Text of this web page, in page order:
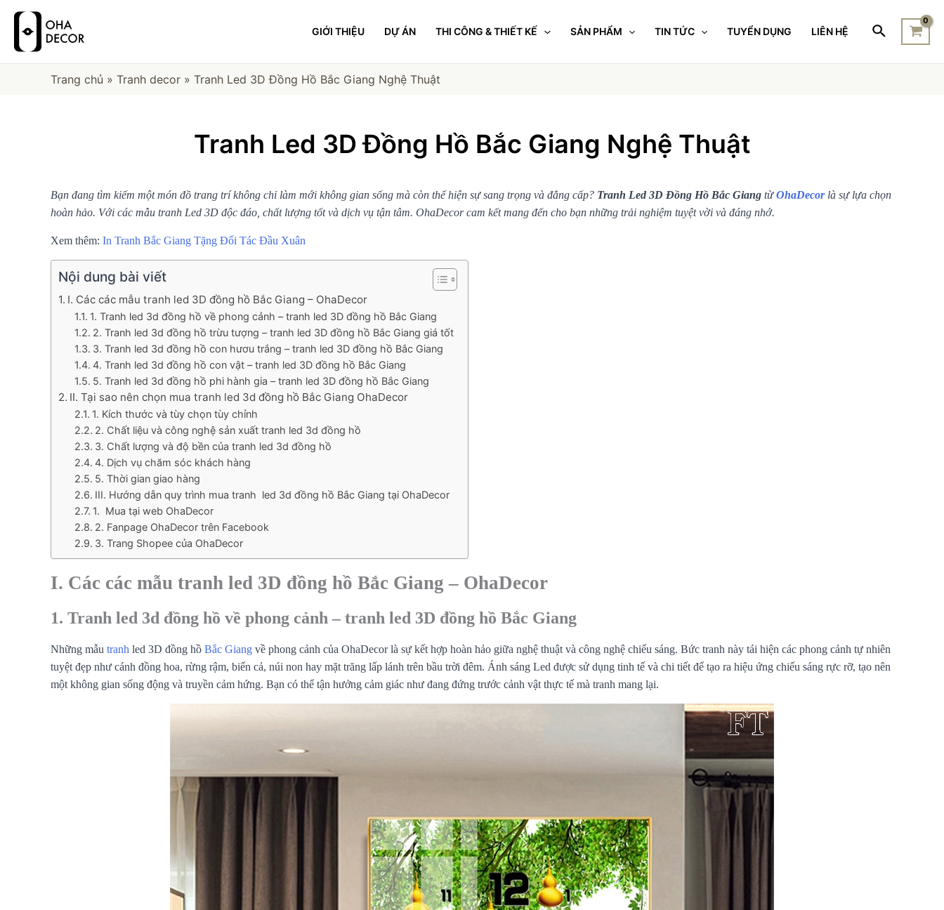
GIỚI THIỆU DỰ ÁN THI CÔNG & THIẾT KẾ SẢN PHẨM TIN TỨC TUYỂN DỤNG LIÊN HỆ
Trang chủ » Tranh decor » Tranh Led 3D Đồng Hồ Bắc Giang Nghệ Thuật
Tranh Led 3D Đồng Hồ Bắc Giang Nghệ Thuật
Bạn đang tìm kiếm một món đồ trang trí không chỉ làm mới không gian sống mà còn thể hiện sự sang trọng và đẳng cấp? Tranh Led 3D Đồng Hồ Bắc Giang từOhaDecorlà sự lựa chọn
hoàn hảo. Với các mẫu tranh Led 3D độc đáo, chất lượng tốt và dịch vụ tận tâm. OhaDecor cam kết mang đến cho bạn những trải nghiệm tuyệt vời và đáng nhớ.
Xem thêm: In Tranh Bắc Giang Tặng Đối Tác Đầu Xuân
Nội dung bài viết
I. Các các mẫu tranh led 3D đồng hồ Bắc Giang – OhaDecor
1. Tranh led 3d đồng hồ về phong cảnh – tranh led 3D đồng hồ Bắc Giang
2. Tranh led 3d đồng hồ trừu tượng – tranh led 3D đồng hồ Bắc Giang giá tốt
3. Tranh led 3d đồng hồ con hươu trắng – tranh led 3D đồng hồ Bắc Giang
4. Tranh led 3d đồng hồ con vật – tranh led 3D đồng hồ Bắc Giang
5. Tranh led 3d đồng hồ phi hành gia – tranh led 3D đồng hồ Bắc Giang
II. Tại sao nên chọn mua tranh led 3d đồng hồ Bắc Giang OhaDecor
1. Kích thước và tùy chọn tùy chỉnh
2. Chất liệu và công nghệ sản xuất tranh led 3d đồng hồ
3. Chất lượng và độ bền của tranh led 3d đồng hồ
4. Dịch vụ chăm sóc khách hàng
5. Thời gian giao hàng
III. Hướng dẫn quy trình mua tranh led 3d đồng hồ Bắc Giang tại OhaDecor
1. Mua tại web OhaDecor
2. Fanpage OhaDecor trên Facebook
3. Trang Shopee của OhaDecor
I. Các các mẫu tranh led 3D đồng hồ Bắc Giang – OhaDecor
1. Tranh led 3d đồng hồ về phong cảnh – tranh led 3D đồng hồ Bắc Giang
Những mẫu tranh led 3D đồng hồ Bắc Giang về phong cảnh của OhaDecor là sự kết hợp hoàn hảo giữa nghệ thuật và công nghệ chiếu sáng. Bức tranh này tái hiện các phong cảnh tự nhiên
tuyệt đẹp như cánh đồng hoa, rừng rậm, biển cả, núi non hay mặt trăng lấp lánh trên bầu trời đêm. Ánh sáng Led được sử dụng tinh tế và chi tiết để tạo ra hiệu ứng chiếu sáng rực rỡ, tạo nên
một không gian sống động và truyền cảm hứng. Bạn có thể tận hưởng cảm giác như đang đứng trước cảnh vật thực tế mà tranh mang lại.